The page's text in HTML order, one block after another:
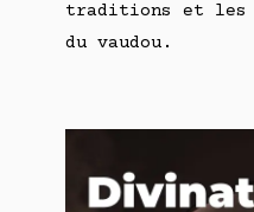
traditions et les
du vaudou.